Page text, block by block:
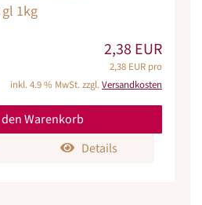
1kg
2,38 EUR
2,38 EUR pro
inkl. 4.9 % MwSt. zzgl.Versandkosten
Warenkorb
Details